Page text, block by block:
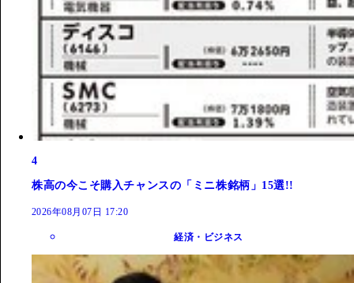
4
株高の今こそ購入チャンスの「ミニ株銘柄」15選!!
2026年08月07日 17:20
経済・ビジネス